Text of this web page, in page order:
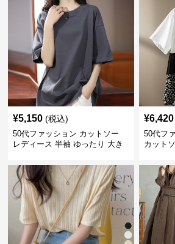
¥5,150 (税込)
50代ファッション カットソー
レディース 半袖 ゆったり 大き
¥6,420
50代フ
カット